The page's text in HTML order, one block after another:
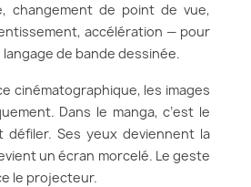
changement de point de vue,
accélération — pour
de bande dessinée.
cinématographique, les images
Dans le manga, c’est le
défiler. Ses yeux deviennent la
un écran morcelé. Le geste
le projecteur.